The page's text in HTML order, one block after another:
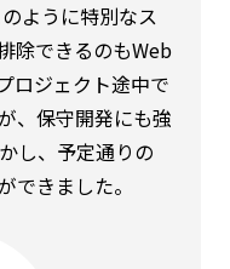
ように特別なス
除できるのもWeb
ロジェクト途中で
、保守開発にも強
し、予定通りの
できました。